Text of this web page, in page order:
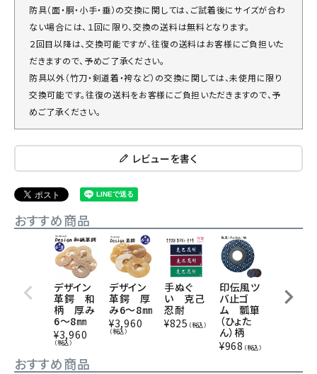
防具（面・胴・小手・垂）の交換に関しては、ご試着後にサイズが合わ
ない場合には、１回に限り、交換の送料は無料となります。
２回目以降は、交換可能ですが、往復の送料はお客様にご負担いた
だきますので、予めご了承ください。
防具以外（竹刀・剣道着・袴など）の交換に関しては、未使用に限り
交換可能です。往復の送料をお客様にご負担いただきますので、予
めご了承ください。
レビューを書く
おすすめ商品
デザイン
革鍔 和
柄 厚み
6～8㎜
¥3,960
（税込）
デザイン
革鍔 厚
み6～8㎜
¥3,960
（税込）
手ぬぐ
い 克己
忍耐
¥825 （税込）
印伝風ツ
バ止ゴ
ム 瓢箪
（ひょた
ん）柄
¥968 （税込）
高級革
鍔 厚み
おすすめ商品